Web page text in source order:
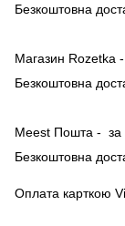
Безкоштовна
Магазин Rozetka
Безкоштовна
Meest Пошта - за
Безкоштовна
Оплата карткою